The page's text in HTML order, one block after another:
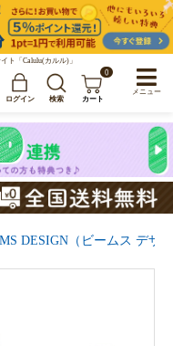
ト「Calulu(カルル)」
ログイン 検索
0
カート
DESIGN（ビームス デザ
メニュー